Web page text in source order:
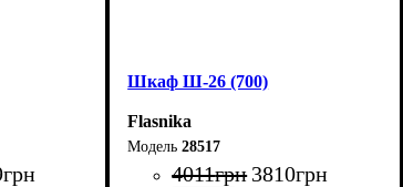
грн
Шкаф Ш-26 (700)
Flasnika
28517
4011грн 3810грн